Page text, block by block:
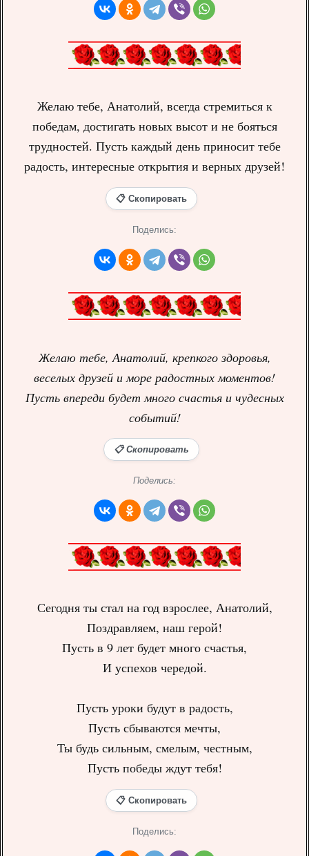
Желаю тебе, Анатолий, всегда стремиться к
победам, достигать новых высот и не бояться
трудностей. Пусть каждый день приносит тебе
радость, интересные открытия и верных друзей!
📋 Скопировать
Поделись:
Желаю тебе, Анатолий, крепкого здоровья,
веселых друзей и море радостных моментов!
Пусть впереди будет много счастья и чудесных
событий!
📋 Скопировать
Поделись:
Сегодня ты стал на год взрослее, Анатолий,
Поздравляем, наш герой!
Пусть в 9 лет будет много счастья,
И успехов чередой.
Пусть уроки будут в радость,
Пусть сбываются мечты,
Ты будь сильным, смелым, честным,
Пусть победы ждут тебя!
📋 Скопировать
Поделись: